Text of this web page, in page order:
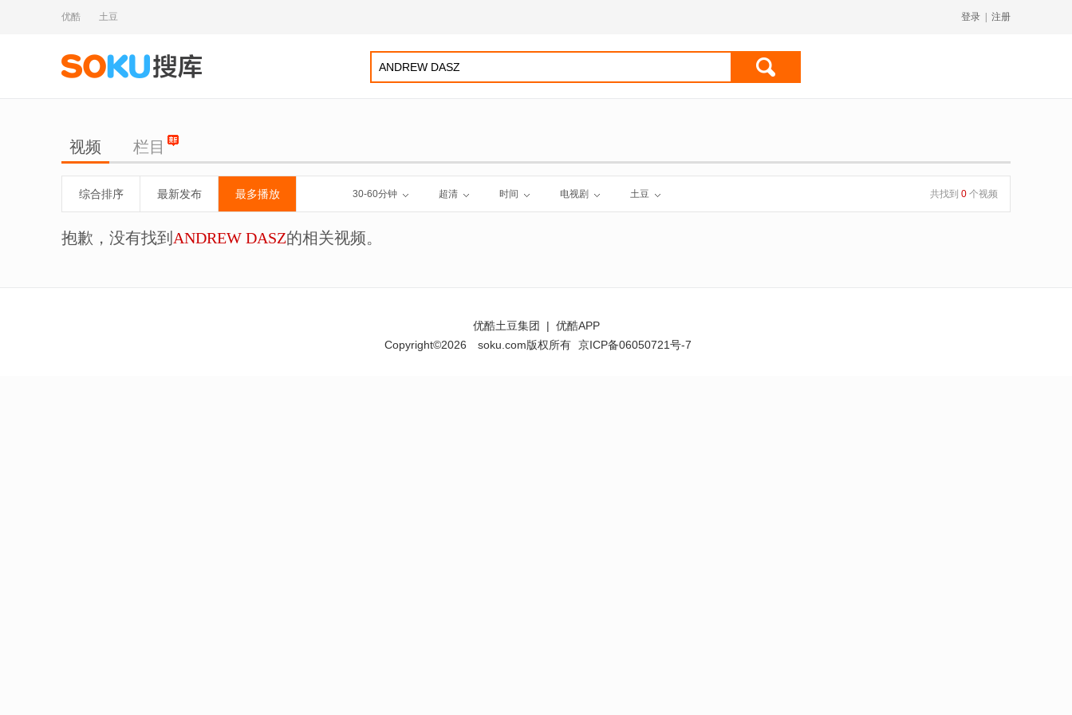
优酷 土豆 登录 注册
视频 栏目
综合排序 最新发布 最多播放 30-60分钟 超清 时间 电视剧 土豆 共找到 0 个视频
抱歉，没有找到 ANDREW DASZ的相关视频。
优酷土豆集团 | 优酷APP
Copyright©2026
soku.com版权所有 京ICP备06050721号-7